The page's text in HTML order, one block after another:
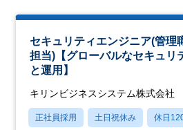
セキュリティエンジニア(管理
担当)【グローバルなセキュリ
と運用】
キリンビジネスシステム株式会社
正社員採用 土日祝休み 休日